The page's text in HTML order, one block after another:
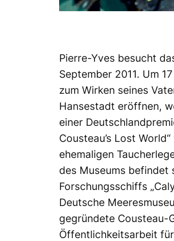
Pierre-Yves besucht
September 2011. Um
zum Wirken seines
Hansestadt eröffnen,
einer
Cousteau’s Lost
ehemaligen
des Museums befindet
Forschungsschiffs
Deutsche
gegründete Cousteau-
Öffentlichkeitsarbeit